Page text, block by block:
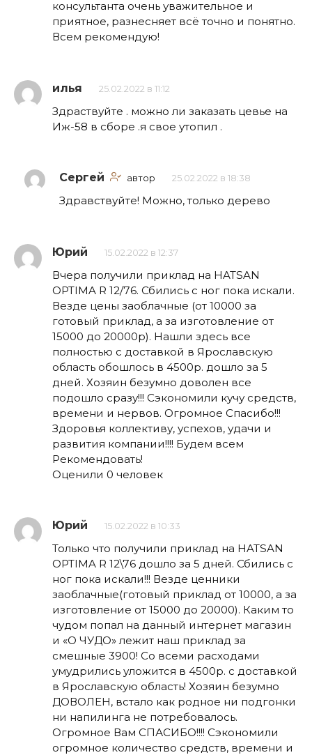
консультанта очень уважительное и
приятное, разнесняет всё точно и понятно.
Всем рекомендую!
илья 25.02.2022 в 11:12
Здраствуйте . можно ли заказать цевье на
Иж-58 в сборе .я свое утопил .
Сергей автор 25.02.2022 в 18:38
Здравствуйте! Можно, только дерево
Юрий 15.02.2022 в 12:37
Вчера получили приклад на HATSAN
OPTIMA R 12/76. Сбились с ног пока искали.
Везде цены заоблачные (от 10000 за
готовый приклад, а за изготовление от
15000 до 20000р). Нашли здесь все
полностью с доставкой в Ярославскую
область обошлось в 4500р. дошло за 5
дней. Хозяин безумно доволен все
подошло сразу!!! Сэкономили кучу средств,
времени и нервов. Огромное Спасибо!!!
Здоровья коллективу, успехов, удачи и
развития компании!!!! Будем всем
Рекомендовать!
Оценили 0 человек
Юрий 15.02.2022 в 10:33
Только что получили приклад на HATSAN
OPTIMA R 12\76 дошло за 5 дней. Сбились с
ног пока искали!!! Везде ценники
заоблачные(готовый приклад от 10000, а за
изготовление от 15000 до 20000). Каким то
чудом попал на данный интернет магазин
и «О ЧУДО» лежит наш приклад за
смешные 3900! Со всеми расходами
умудрились уложится в 4500р. с доставкой
в Ярославскую область! Хозяин безумно
ДОВОЛЕН, встало как родное ни подгонки
ни напилинга не потребовалось.
Огромное Вам СПАСИБО!!!! Сэкономили
огромное количество средств, времени и